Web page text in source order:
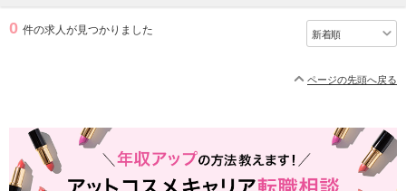
0 件の求人が見つかりました
ページの先頭へ戻る